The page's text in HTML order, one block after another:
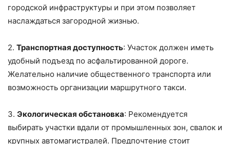
городской инфраструктуры и при этом позволяет
наслаждаться загородной жизнью.
2. Транспортная доступность: Участок должен иметь
удобный подъезд по асфальтированной дороге.
Желательно наличие общественного транспорта или
возможность организации маршрутного такси.
3. Экологическая обстановка: Рекомендуется
выбирать участки вдали от промышленных зон, свалок и
крупных автомагистралей. Предпочтение стоит